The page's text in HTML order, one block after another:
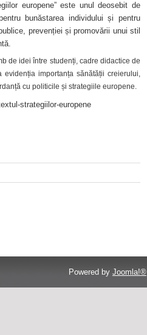
europene” este unul deosebit de
bunăstarea individului și pentru
prevenției și promovării unui stil
de idei între studenți, cadre didactice de
importanța sănătății creierului,
cu politicile și strategiile europene.
strategiilor-europene
Powered by Joomla!®